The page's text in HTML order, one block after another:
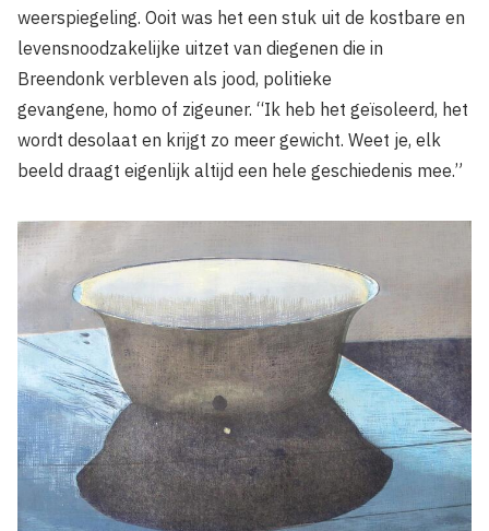
weerspiegeling. Ooit was het een stuk uit de kostbare en
levensnoodzakelijke uitzet van diegenen die in
Breendonk verbleven als jood, politieke
gevangene, homo of zigeuner. “Ik heb het geïsoleerd, het
wordt desolaat en krijgt zo meer gewicht. Weet je, elk
beeld draagt eigenlijk altijd een hele geschiedenis mee.”